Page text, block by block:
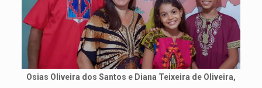
Osias Oliveira dos Santos e Diana Teixeira de Oliveira,